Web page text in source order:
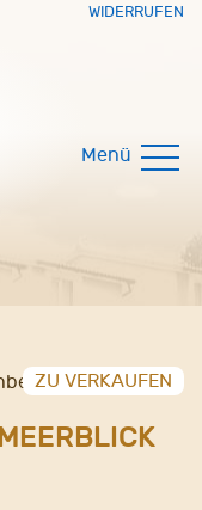
WIDERRUFEN
Menü
ZU VERKAUFEN